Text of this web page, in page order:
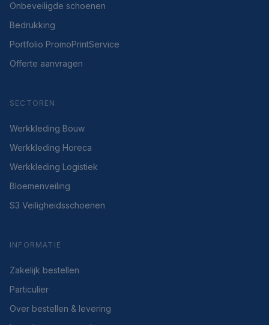
Onbeveiligde schoenen
Bedrukking
Portfolio PromoPrintService
Offerte aanvragen
SECTOREN
Werkkleding Bouw
Werkkleding Horeca
Werkkleding Logistiek
Bloemenveiling
S3 Veiligheidsschoenen
INFORMATIE
Zakelijk bestellen
Particulier
Over bestellen & levering